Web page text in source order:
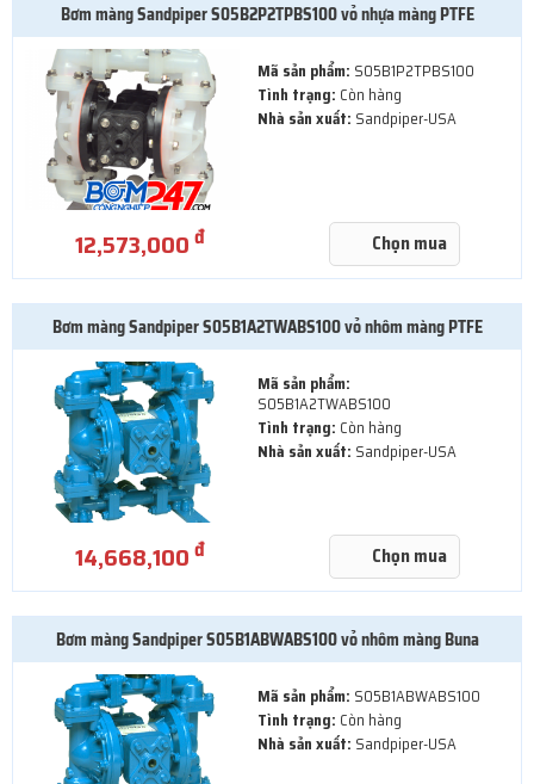
Bơm màng Sandpiper S05B2P2TPBS100 vỏ nhựa màng PTFE
Mã sản phẩm: S05B1P2TPBS100
Tình trạng: Còn hàng
Nhà sản xuất: Sandpiper-USA
12,573,000đ Chọn mua
Bơm màng Sandpiper S05B1A2TWABS100 vỏ nhôm màng PTFE
Mã sản phẩm:
S05B1A2TWABS100
Tình trạng: Còn hàng
Nhà sản xuất: Sandpiper-USA
14,668,100đ Chọn mua
Bơm màng Sandpiper S05B1ABWABS100 vỏ nhôm màng Buna
Mã sản phẩm: S05B1ABWABS100
Tình trạng: Còn hàng
Nhà sản xuất: Sandpiper-USA